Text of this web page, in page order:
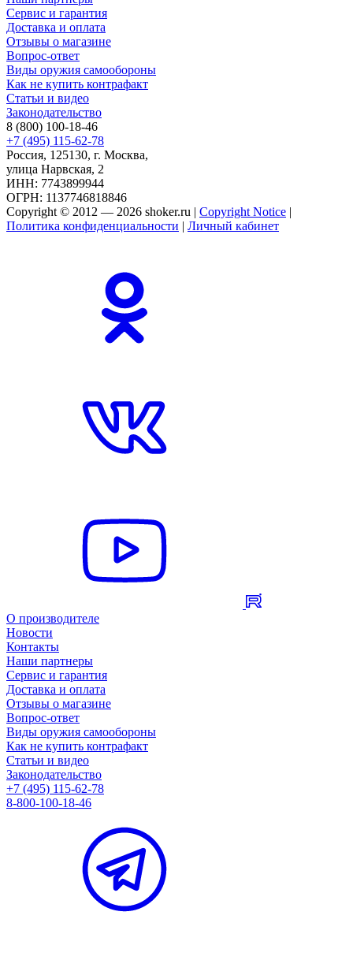
Сервис и гарантия
Доставка и оплата
Отзывы о магазине
Вопрос-ответ
Виды оружия самообороны
Как не купить контрафакт
Статьи и видео
Законодательство
8 (800) 100-18-46
+7 (495) 115-62-78
Россия, 125130, г. Москва,
улица Нарвская, 2
ИНН: 7743899944
ОГРН: 1137746818846
Copyright © 2012 — 2026 shoker.ru | Copyright Notice |
Политика конфиденциальности | Личный кабинет
О производителе
Новости
Контакты
Наши партнеры
Сервис и гарантия
Доставка и оплата
Отзывы о магазине
Вопрос-ответ
Виды оружия самообороны
Как не купить контрафакт
Статьи и видео
Законодательство
+7 (495) 115-62-78
8-800-100-18-46